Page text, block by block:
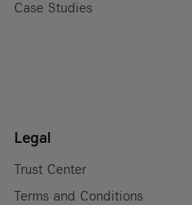
Case Studies
Legal
Trust Center
Terms and Conditions